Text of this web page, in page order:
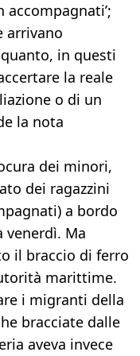
arrivano
in questi
la reale
o di un
la nota
dei minori,
dei ragazzini
a bordo
venerdì. Ma
il braccio di ferro
marittime.
i migranti della
bracciate dalle
aveva invece